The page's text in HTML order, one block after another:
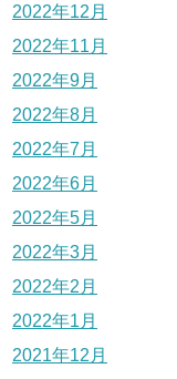
2022年12月
2022年11月
2022年9月
2022年8月
2022年7月
2022年6月
2022年5月
2022年3月
2022年2月
2022年1月
2021年12月